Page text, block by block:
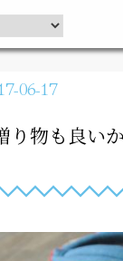
06-17
り物も良い